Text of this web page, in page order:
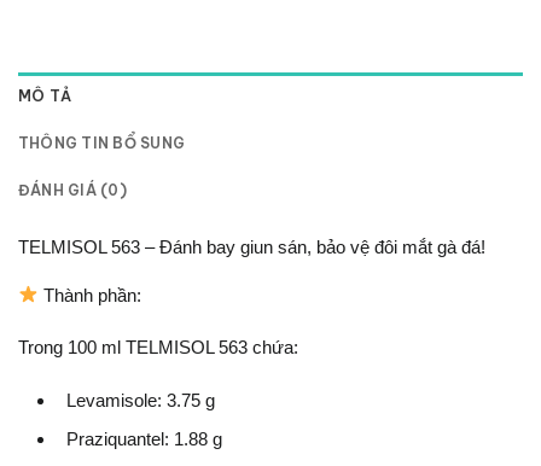
MÔ TẢ
THÔNG TIN BỔ SUNG
ĐÁNH GIÁ (0)
TELMISOL 563 – Đánh bay giun sán, bảo vệ đôi mắt gà đá!
Thành phần:
Trong 100 ml TELMISOL 563 chứa:
Levamisole: 3.75 g
Praziquantel: 1.88 g